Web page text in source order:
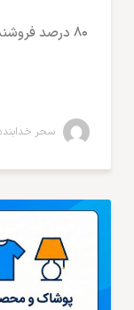
۸۰ درصد
سحر